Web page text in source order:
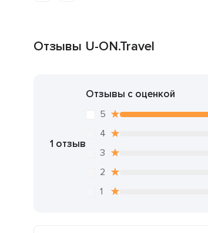
Отзывы U-ON.Travel
1 отзыв
Отзывы с оценкой
5
4
3
2
1